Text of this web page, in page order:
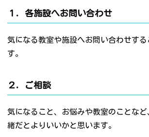
１．各施設へお問い合わせ
気になる教室や施設へお問い合わせす
す。
２．ご相談
気になること、お悩みや教室のことな
緒だとよりいいかと思います。